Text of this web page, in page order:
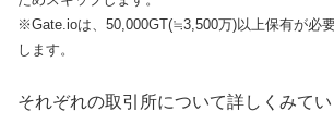
※Gate.ioは、50,000GT(≒3,500万)以上保有が必
します。
それぞれの取引所について詳しくみてい